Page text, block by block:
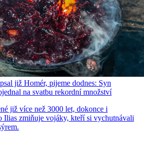
již Homér, pijeme dodnes: Syn
na svatbu rekordní množství
již více než 3000 let, dokonce i
Ilias zmiňuje vojáky, kteří si vychutnávali